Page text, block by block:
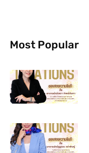
Most Popular